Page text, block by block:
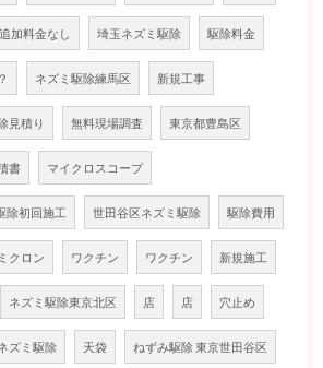
追加料金なし 埼玉ネズミ駆除 駆除料金
ネズミ駆除練馬区 新規工事
見積り 無料現場調査 東京都豊島区
書 マイクロスコープ
除初回施工 世田谷区ネズミ駆除 駆除費用
クロン ワクチン ワクチン 新規施工
ネズミ駆除東京北区 店 店 穴止め
ズミ駆除 天袋 ねずみ駆除 東京世田谷区